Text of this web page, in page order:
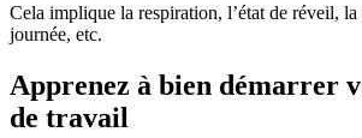
Cela implique la respiration, l’état de réveil,
journée, etc.
Apprenez à bien démarrer
de travail